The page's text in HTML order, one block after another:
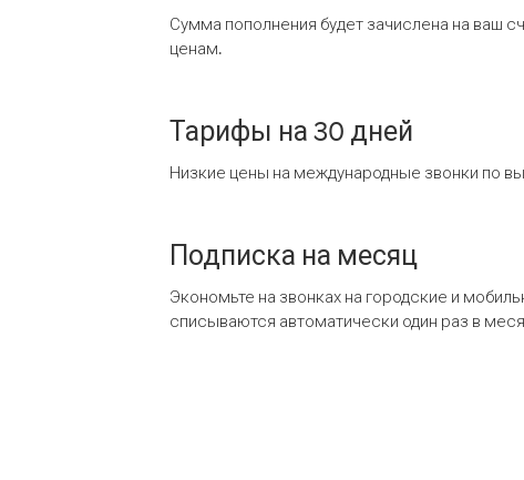
Сумма пополнения будет зачислена на ваш
ценам.
Тарифы на 30 дней
Низкие цены на международные звонки по
Подписка на месяц
Экономьте на звонках на городские и
списываются автоматически один раз в